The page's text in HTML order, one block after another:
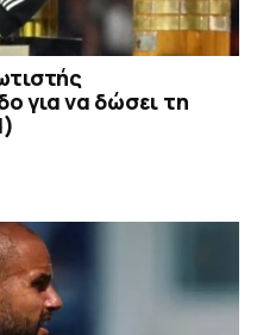
για να δώσει τη